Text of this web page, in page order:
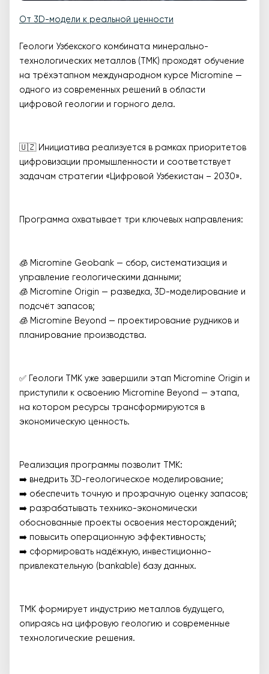
От 3D-модели к реальной ценности
Геологи Узбекского комбината минерально-
технологических металлов (ТМК) проходят обучение
на трёхэтапном международном курсе Micromine —
одного из современных решений в области
цифровой геологии и горного дела.
🇺🇿 Инициатива реализуется в рамках приоритетов
цифровизации промышленности и соответствует
задачам стратегии «Цифровой Узбекистан – 2030».
Программа охватывает три ключевых направления:
🧊 Micromine Geobank — сбор, систематизация и
управление геологическими данными;
🧊 Micromine Origin — разведка, 3D-моделирование и
подсчёт запасов;
🧊 Micromine Beyond — проектирование рудников и
планирование производства.
✅ Геологи ТМК уже завершили этап Micromine Origin и
приступили к освоению Micromine Beyond — этапа,
на котором ресурсы трансформируются в
экономическую ценность.
Реализация программы позволит ТМК:
➡️ внедрить 3D-геологическое моделирование;
➡️ обеспечить точную и прозрачную оценку запасов;
➡️ разрабатывать технико-экономически
обоснованные проекты освоения месторождений;
➡️ повысить операционную эффективность;
➡️ сформировать надёжную, инвестиционно-
привлекательную (bankable) базу данных.
ТМК формирует индустрию металлов будущего,
опираясь на цифровую геологию и современные
технологические решения.